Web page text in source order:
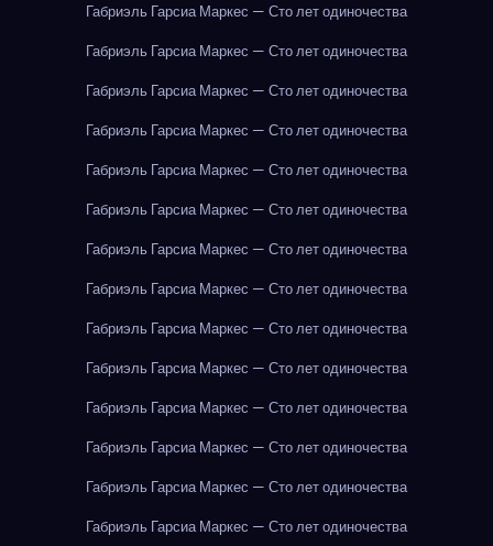
Габриэль Гарсиа Маркес — Сто лет одиночества
Габриэль Гарсиа Маркес — Сто лет одиночества
Габриэль Гарсиа Маркес — Сто лет одиночества
Габриэль Гарсиа Маркес — Сто лет одиночества
Габриэль Гарсиа Маркес — Сто лет одиночества
Габриэль Гарсиа Маркес — Сто лет одиночества
Габриэль Гарсиа Маркес — Сто лет одиночества
Габриэль Гарсиа Маркес — Сто лет одиночества
Габриэль Гарсиа Маркес — Сто лет одиночества
Габриэль Гарсиа Маркес — Сто лет одиночества
Габриэль Гарсиа Маркес — Сто лет одиночества
Габриэль Гарсиа Маркес — Сто лет одиночества
Габриэль Гарсиа Маркес — Сто лет одиночества
Габриэль Гарсиа Маркес — Сто лет одиночества